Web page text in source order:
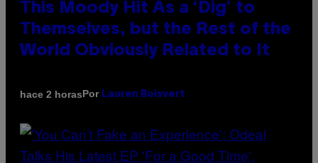
This Moody Hit As a ‘Dig’ to
Themselves, but the Rest of the
World Obviously Related to It
hace 2 horasPor Lauren Boisvert